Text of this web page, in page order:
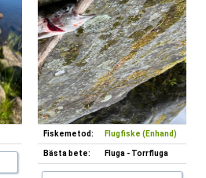
Fiskemetod: Flugfiske (Enhand)
Bästa bete: Fluga - Torrfluga